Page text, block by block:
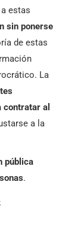
estas
sin ponerse
de estas
La
al
a la
pública
.